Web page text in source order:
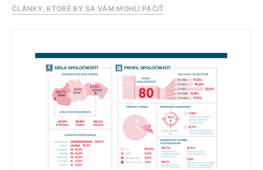
ČLÁNKY, KTORÉ BY SA VÁM MOHLI PÁČIŤ